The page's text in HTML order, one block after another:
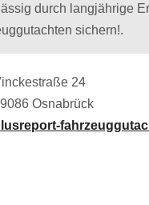
durch langjährige
sichern!.
24
Osnabrück